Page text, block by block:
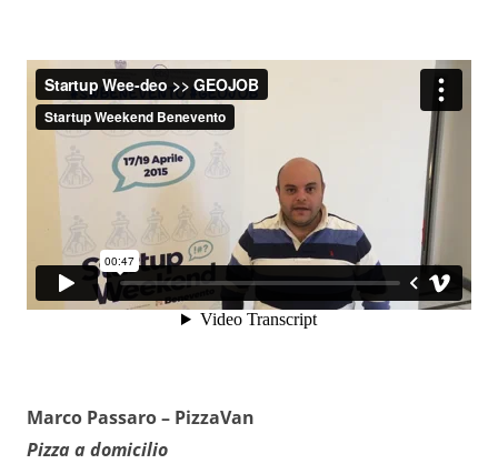
Marco Passaro – PizzaVan
Pizza a domicilio